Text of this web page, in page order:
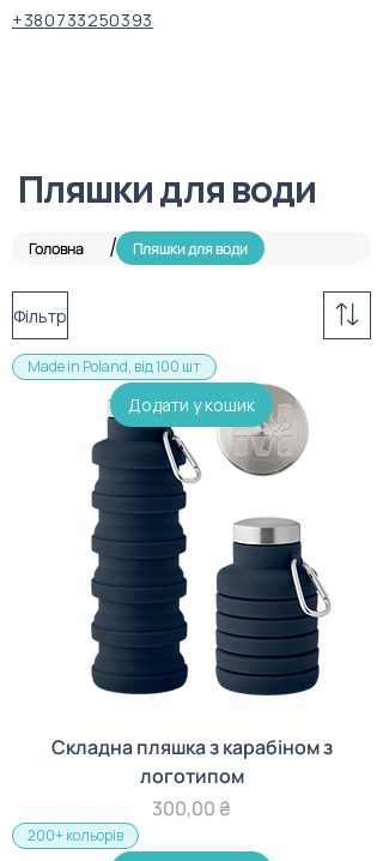
+380733250393
Пляшки для води
Головна / Пляшки для води
Фільтр
Додати у кошик
Made in Poland, від 100 шт
Складна пляшка з карабіном з
логотипом
Ціна
300,00 ₴
200+ кольорів